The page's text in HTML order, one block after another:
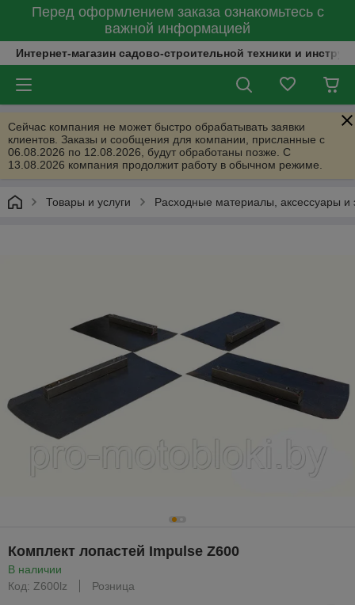
Перед оформлением заказа ознакомьтесь с
важной информацией
Интернет-магазин садово-строительной техники и
Сейчас компания не может быстро обрабатывать заявки
клиентов. Заказы и сообщения для компании, присланные с
06.08.2026 по 12.08.2026, будут обработаны позже. С
13.08.2026 компания продолжит работу в обычном режиме.
Товары и услуги Расходные материалы, аксессуары и
Комплект лопастей Impulse Z600
В наличии
Код: Z600lz
Розница